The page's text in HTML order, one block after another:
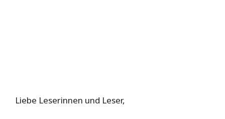
Liebe Leserinnen und Leser,